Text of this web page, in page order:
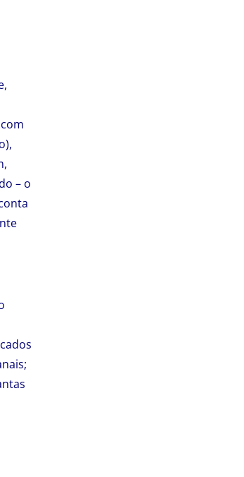
– o